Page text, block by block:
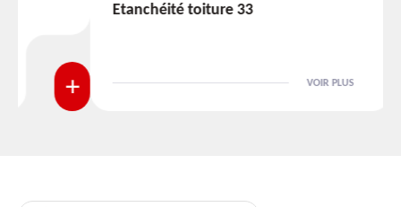
Etanchéité toiture 33
VOIR PLUS